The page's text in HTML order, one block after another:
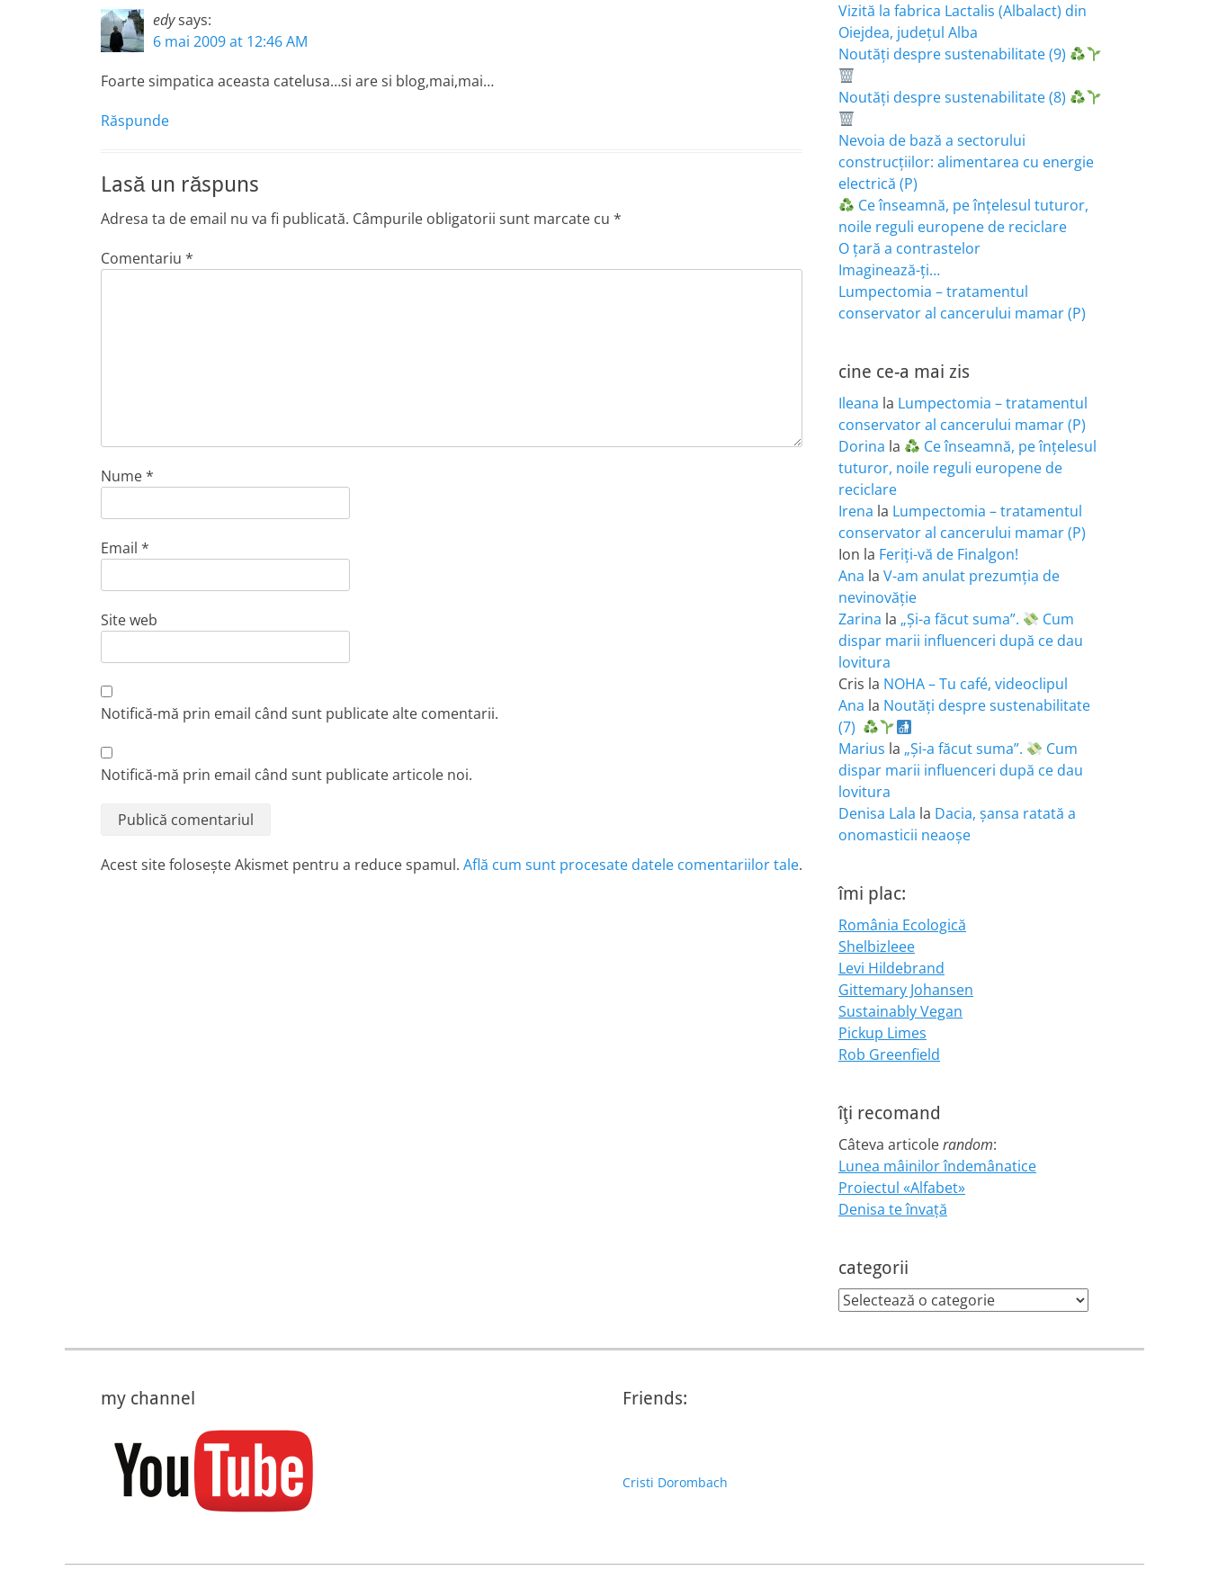
edysays:
6 mai 2009 at 12:46 AM
Foarte simpatica aceasta catelusa…si are si blog,mai,mai…
Răspunde
Lasă un răspuns
Adresa ta de email nu va fi publicată. Câmpurile obligatorii sunt marcate cu *
Comentariu *
Nume*
Email *
Site web
Notifică-mă prin email când sunt publicate alte comentarii.
Notifică-mă prin email când sunt publicate articole noi.
Acest site folosește Akismet pentru a reduce spamul. Află cum sunt procesate datele comentariilor tale.
Vizită la fabrica Lactalis (Albalact) din
Oiejdea, județul Alba
Noutăți despre sustenabilitate (9)
Noutăți despre sustenabilitate (8)
Nevoia de bază a sectorului
construcțiilor: alimentarea cu energie
electrică (P)
Ce înseamnă, pe înțelesul tuturor,
noile reguli europene de reciclare
O țară a contrastelor
Imaginează-ți…
Lumpectomia – tratamentul
conservator al cancerului mamar (P)
cine ce-a mai zis
Ileana la Lumpectomia – tratamentul
conservator al cancerului mamar (P)
Dorina la
Ce înseamnă, pe înțelesul
tuturor, noile reguli europene de
reciclare
Irena la Lumpectomia – tratamentul
conservator al cancerului mamar (P)
Ion la Feriţi-vă de Finalgon!
Ana la V-am anulat prezumția de
nevinovăție
Zarina la „Și-a făcut suma”.
Cum
dispar marii influenceri după ce dau
lovitura
Cris la NOHA – Tu café, videoclipul
Ana la Noutăți despre sustenabilitate
(7)
Marius la „Și-a făcut suma”.
Cum
dispar marii influenceri după ce dau
lovitura
Denisa Lala la Dacia, șansa ratată a
onomasticii neaoșe
îmi plac:
România Ecologică
Shelbizleee
Levi Hildebrand
Gittemary Johansen
Sustainably Vegan
Pickup Limes
Rob Greenfield
îţi recomand
Câteva articolerandom:
Lunea mâinilor îndemânatice
Proiectul «Alfabet»
Denisa te învaţă
categorii
categorii
my channel Friends:
Cristi Dorombach